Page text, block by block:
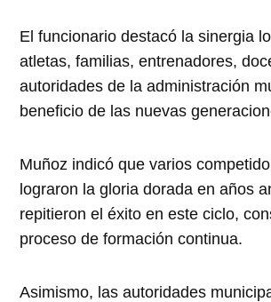
El funcionario destacó la sinergia
atletas, familias, entrenadores,
autoridades de la administración
beneficio de las nuevas
Muñoz indicó que varios
lograron la gloria dorada en años
repitieron el éxito en este ciclo,
proceso de formación continua.
Asimismo, las autoridades